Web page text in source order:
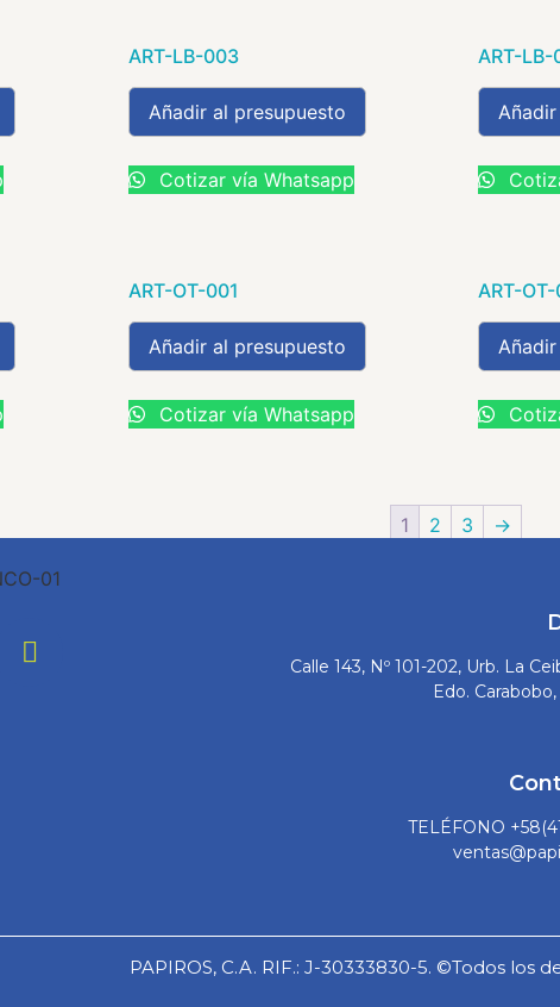
ART-LB-003
Añadir al presupuesto
Cotizar vía Whatsapp
ART-
ART-OT-001
Añadir al presupuesto
Cotizar vía Whatsapp
ART-
1 2 3 →
Calle 143, Nº 101-202, Urb. La
Edo.
TELÉFONO
PAPIROS, C.A. RIF.: J-30333830-5. ©Todos los